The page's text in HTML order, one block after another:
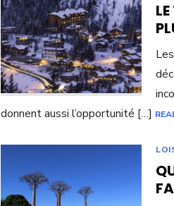
donnent aussi l’opportunité […]